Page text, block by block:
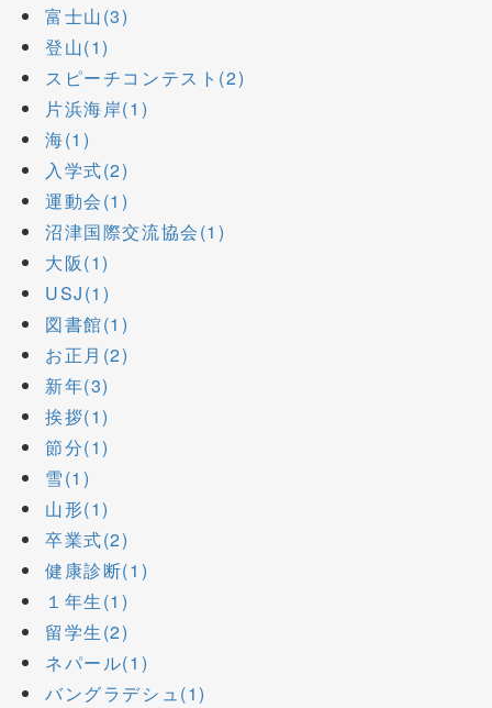
富士山(3)
登山(1)
スピーチコンテスト(2)
片浜海岸(1)
海(1)
入学式(2)
運動会(1)
沼津国際交流協会(1)
大阪(1)
USJ(1)
図書館(1)
お正月(2)
新年(3)
挨拶(1)
節分(1)
雪(1)
山形(1)
卒業式(2)
健康診断(1)
１年生(1)
留学生(2)
ネパール(1)
バングラデシュ(1)